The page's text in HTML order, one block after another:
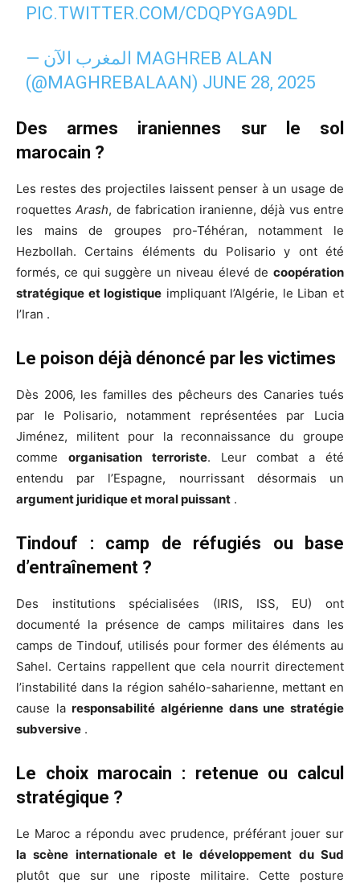
PIC.TWITTER.COM/CDQPYGA9DL
— المغرب الآن MAGHREB ALAN
(@MAGHREBALAAN) JUNE 28, 2025
Des armes iraniennes sur le sol
marocain ?
Les restes des projectiles laissent penser à un usage de
roquettesArash, de fabrication iranienne, déjà vus entre
les mains de groupes pro-Téhéran, notamment le
Hezbollah. Certains éléments du Polisario y ont été
formés, ce qui suggère un niveau élevé de coopération
stratégique et logistique impliquant l’Algérie, le Liban et
l’Iran .
Le poison déjà dénoncé par les victimes
Dès 2006, les familles des pêcheurs des Canaries tués
par le Polisario, notamment représentées par Lucia
Jiménez, militent pour la reconnaissance du groupe
comme organisation terroriste. Leur combat a été
entendu par l’Espagne, nourrissant désormais un
argument juridique et moral puissant .
Tindouf : camp de réfugiés ou base
d’entraînement ?
Des institutions spécialisées (IRIS, ISS, EU) ont
documenté la présence de camps militaires dans les
camps de Tindouf, utilisés pour former des éléments au
Sahel. Certains rappellent que cela nourrit directement
l’instabilité dans la région sahélo-saharienne, mettant en
cause laresponsabilité algérienne dans une stratégie
subversive .
Le choix marocain : retenue ou calcul
stratégique ?
Le Maroc a répondu avec prudence, préférant jouer sur
la scène internationale et le développement du Sud
plutôt que sur une riposte militaire. Cette posture